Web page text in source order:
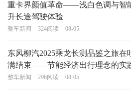
重卡界颜值革命——浅白色调与智
升长途驾驶体验
整车新闻 324阅读 08-05
东风柳汽2025乘龙长测品鉴之旅在
满结束——节能经济出行理念的实
整车新闻 296阅读 08-05